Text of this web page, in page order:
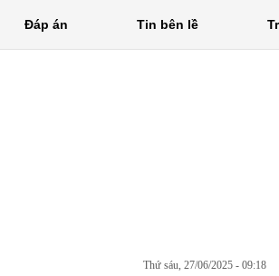
Đáp án Tin bên lề
thứ sáu, 27/06/2025 - 09:18